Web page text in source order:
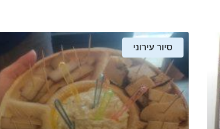
סיור עירוני